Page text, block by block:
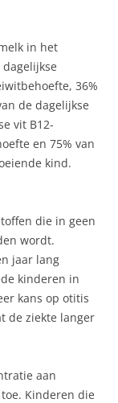
in het
36%
de dagelijkse
vit B12-
en 75% van
kind.
die in geen
wordt.
jaar lang
kinderen in
kans op otitis
de ziekte langer
aan
Kinderen die